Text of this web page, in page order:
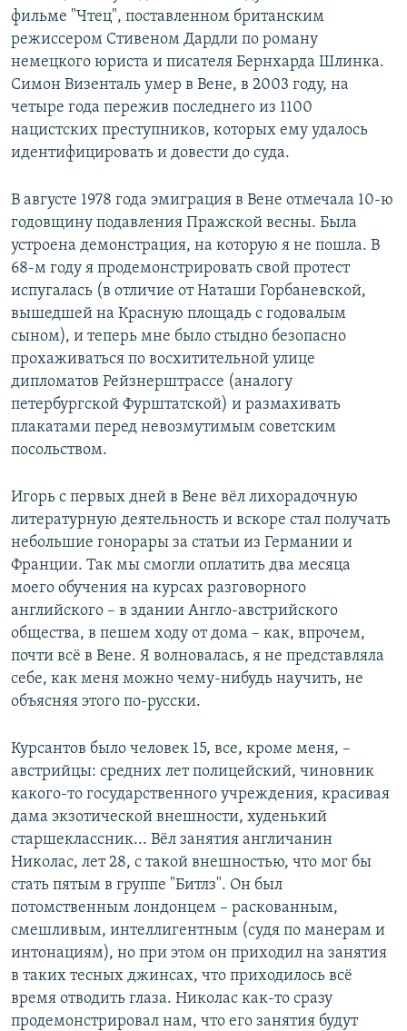
фильме "Чтец", поставленном британским
режиссером Стивеном Дардли по роману
немецкого юриста и писателя Бернхарда Шлинка.
Симон Визенталь умер в Вене, в 2003 году, на
четыре года пережив последнего из 1100
нацистских преступников, которых ему удалось
идентифицировать и довести до суда.
В августе 1978 года эмиграция в Вене отмечала 10-ю
годовщину подавления Пражской весны. Была
устроена демонстрация, на которую я не пошла. В
68-м году я продемонстрировать свой протест
испугалась (в отличие от Наташи Горбаневской,
вышедшей на Красную площадь с годовалым
сыном), и теперь мне было стыдно безопасно
прохаживаться по восхитительной улице
дипломатов Рейзнерштрассе (аналогу
петербургской Фурштатской) и размахивать
плакатами перед невозмутимым советским
посольством.
Игорь с первых дней в Вене вёл лихорадочную
литературную деятельность и вскоре стал получать
небольшие гонорары за статьи из Германии и
Франции. Так мы смогли оплатить два месяца
моего обучения на курсах разговорного
английского – в здании Англо-австрийского
общества, в пешем ходу от дома – как, впрочем,
почти всё в Вене. Я волновалась, я не представляла
себе, как меня можно чему-нибудь научить, не
объясняя этого по-русски.
Курсантов было человек 15, все, кроме меня, –
австрийцы: средних лет полицейский, чиновник
какого-то государственного учреждения, красивая
дама экзотической внешности, худенький
старшеклассник... Вёл занятия англичанин
Николас, лет 28, с такой внешностью, что мог бы
стать пятым в группе "Битлз". Он был
потомственным лондонцем – раскованным,
смешливым, интеллигентным (судя по манерам и
интонациям), но при этом он приходил на занятия
в таких тесных джинсах, что приходилось всё
время отводить глаза. Николас как-то сразу
продемонстрировал нам, что его занятия будут